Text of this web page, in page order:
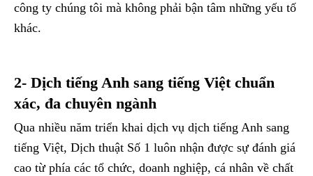
công ty chúng tôi mà không phải bận tâm những yếu tố
khác.
2- Dịch tiếng Anh sang tiếng Việt chuẩn
xác, đa chuyên ngành
Qua nhiều năm triển khai dịch vụ dịch tiếng Anh sang
tiếng Việt, Dịch thuật Số 1 luôn nhận được sự đánh giá
cao từ phía các tổ chức, doanh nghiệp, cá nhân về chất